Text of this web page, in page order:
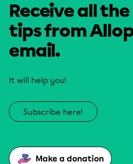
Receive all
tips from
email.
It will help you!
Subscribe here!
Make a donation